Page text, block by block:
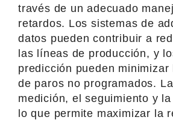
través de un adecuado
retardos. Los sistemas de
datos pueden contribuir a
las líneas de producción, y
predicción pueden minimizar
de paros no programados.
medición, el seguimiento y
lo que permite maximizar la